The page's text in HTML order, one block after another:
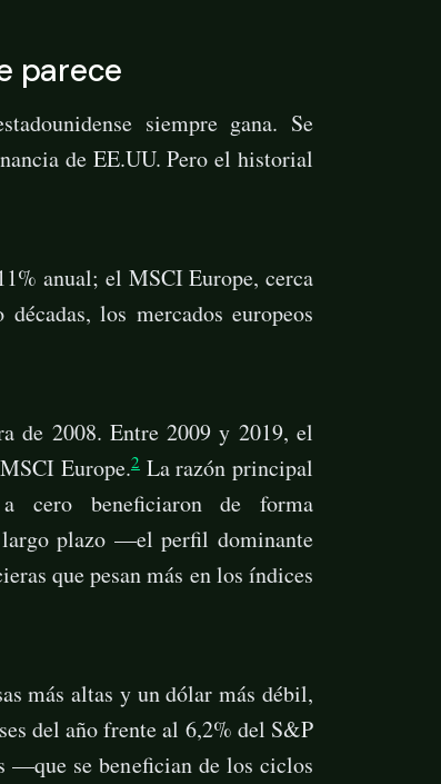
parece
siempre gana. Se
de EE.UU. Pero el historial
anual; el MSCI Europe, cerca
los mercados europeos
de 2008. Entre 2009 y 2019, el
Europe.2La razón principal
cero beneficiaron de forma
largo plazo —el perfil dominante
que pesan más en los índices
más altas y un dólar más débil,
del año frente al 6,2% del S&P
—que se benefician de los ciclos